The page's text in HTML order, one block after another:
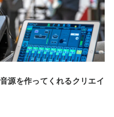
源を作ってくれるクリエイ